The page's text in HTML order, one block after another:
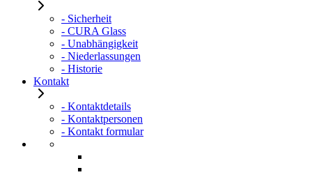
- Sicherheit
- CURA Glass
- Unabhängigkeit
- Niederlassungen
- Historie
Kontakt
- Kontaktdetails
- Kontaktpersonen
- Kontakt formular